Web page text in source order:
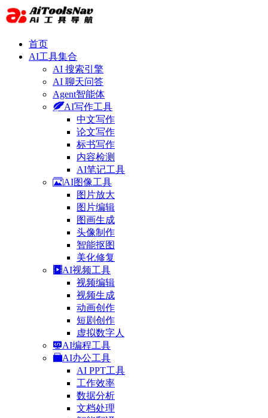
首页
AI工具集合
AI 搜索引擎
AI 聊天问答
Agent智能体
AI写作工具
中文写作
论文写作
标书写作
内容检测
AI笔记工具
AI图像工具
图片放大
图片编辑
图画生成
头像制作
智能抠图
美化修复
AI视频工具
视频编辑
视频生成
动画创作
短剧创作
虚拟数字人
AI编程工具
AI办公工具
AI PPT工具
工作效率
数据分析
文档处理